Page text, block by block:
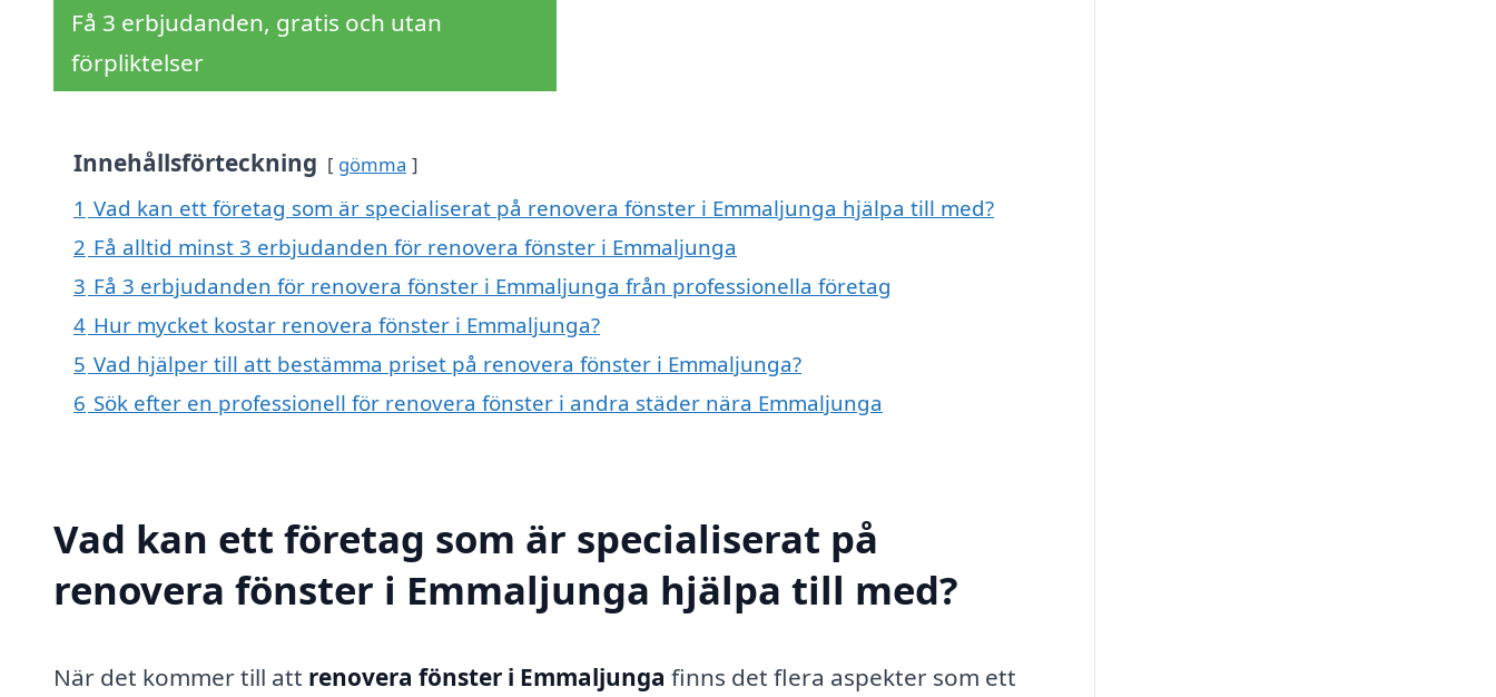
Få 3 erbjudanden, gratis och utan
förpliktelser
Innehållsförteckning gömma
1 Vad kan ett företag som är specialiserat på renovera fönster i Emmaljunga hjälpa till med?
2 Få alltid minst 3 erbjudanden för renovera fönster i Emmaljunga
3 Få 3 erbjudanden för renovera fönster i Emmaljunga från professionella företag
4 Hur mycket kostar renovera fönster i Emmaljunga?
5 Vad hjälper till att bestämma priset på renovera fönster i Emmaljunga?
6 Sök efter en professionell för renovera fönster i andra städer nära Emmaljunga
Vad kan ett företag som är specialiserat på
renovera fönster i Emmaljunga hjälpa till med?
När det kommer till att renovera fönster i Emmaljunga finns det flera aspekter som ett